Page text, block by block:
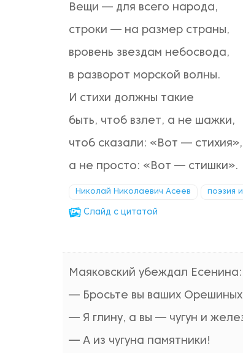
Вещи — для всего народа,
строки — на размер страны,
вровень звездам небосвода,
в разворот морской волны.
И стихи должны такие
быть, чтоб взлет, а не шажки,
чтоб сказали: «Вот — стихия»,
а не просто: «Вот — стишки».
Николай Николаевич Асеев поэзия
Cлайд с цитатой
Маяковский убеждал Есенина:
— Бросьте вы ваших Орешиных
— Я глину, а вы — чугун и
— А из чугуна памятники!